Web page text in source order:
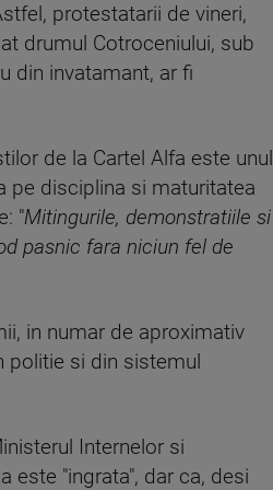
protestatarii de vineri,
drumul Cotroceniului, sub
din invatamant, ar fi
de la Cartel Alfa este unul
pe disciplina si maturitatea
"Mitingurile, demonstratiile si
pasnic fara niciun fel de
in numar de aproximativ
politie si din sistemul
Internelor si
este "ingrata", dar ca, desi